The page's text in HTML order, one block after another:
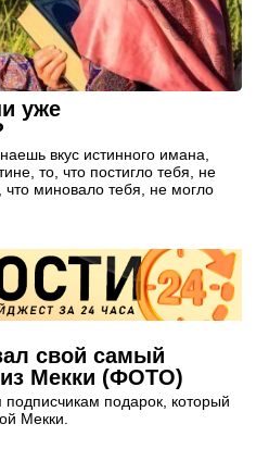
уже
вкус истинного имана,
то, что постигло тебя, не
что миновало тебя, не могло
свой самый
из Мекки (ФОТО)
подарок, который
Мекки.